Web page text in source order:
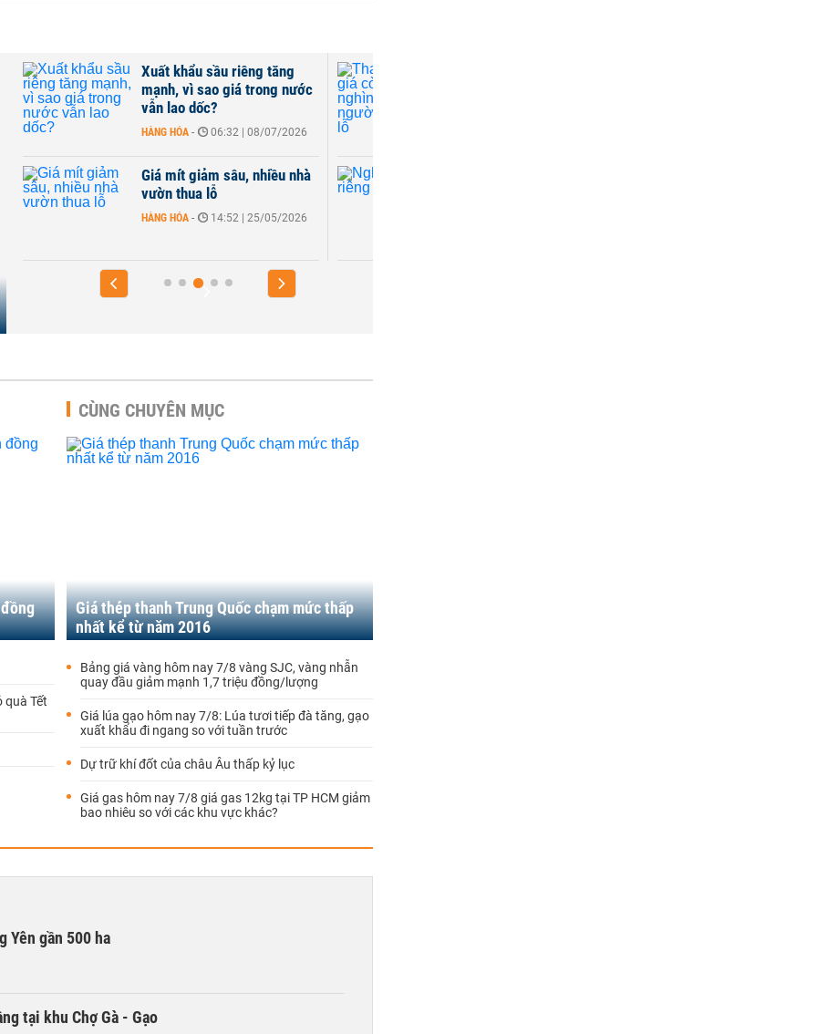
Xuất khẩu sầu riêng tăng
mạnh, vì sao giá trong nước
vẫn lao dốc?
HÀNG HÓA - 06:32 | 08/07/2026
Giá mít giảm sâu, nhiều nhà
vườn thua lỗ
HÀNG HÓA - 14:52 | 25/05/2026
quà Tết
CÙNG CHUYÊN MỤC
Giá thép thanh Trung Quốc chạm mức thấp
nhất kể từ năm 2016
Bảng giá vàng hôm nay 7/8 vàng SJC, vàng nhẫn
quay đầu giảm mạnh 1,7 triệu đồng/lượng
Giá lúa gạo hôm nay 7/8: Lúa tươi tiếp đà tăng, gạo
xuất khẩu đi ngang so với tuần trước
Dự trữ khí đốt của châu Âu thấp kỷ lục
Giá gas hôm nay 7/8 giá gas 12kg tại TP HCM giảm
bao nhiêu so với các khu vực khác?
Yên gần 500 ha
tại khu Chợ Gà - Gạo